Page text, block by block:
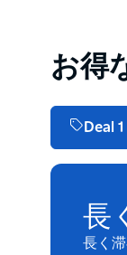
お得
Deal 1
長
長く